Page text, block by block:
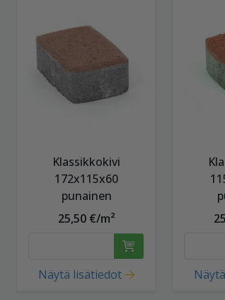
Klassikkokivi
172x115x60
punainen
25,50 €/m²
Näytä lisätiedot